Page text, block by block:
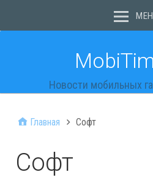
Новости мобильных
Главная Софт
Софт